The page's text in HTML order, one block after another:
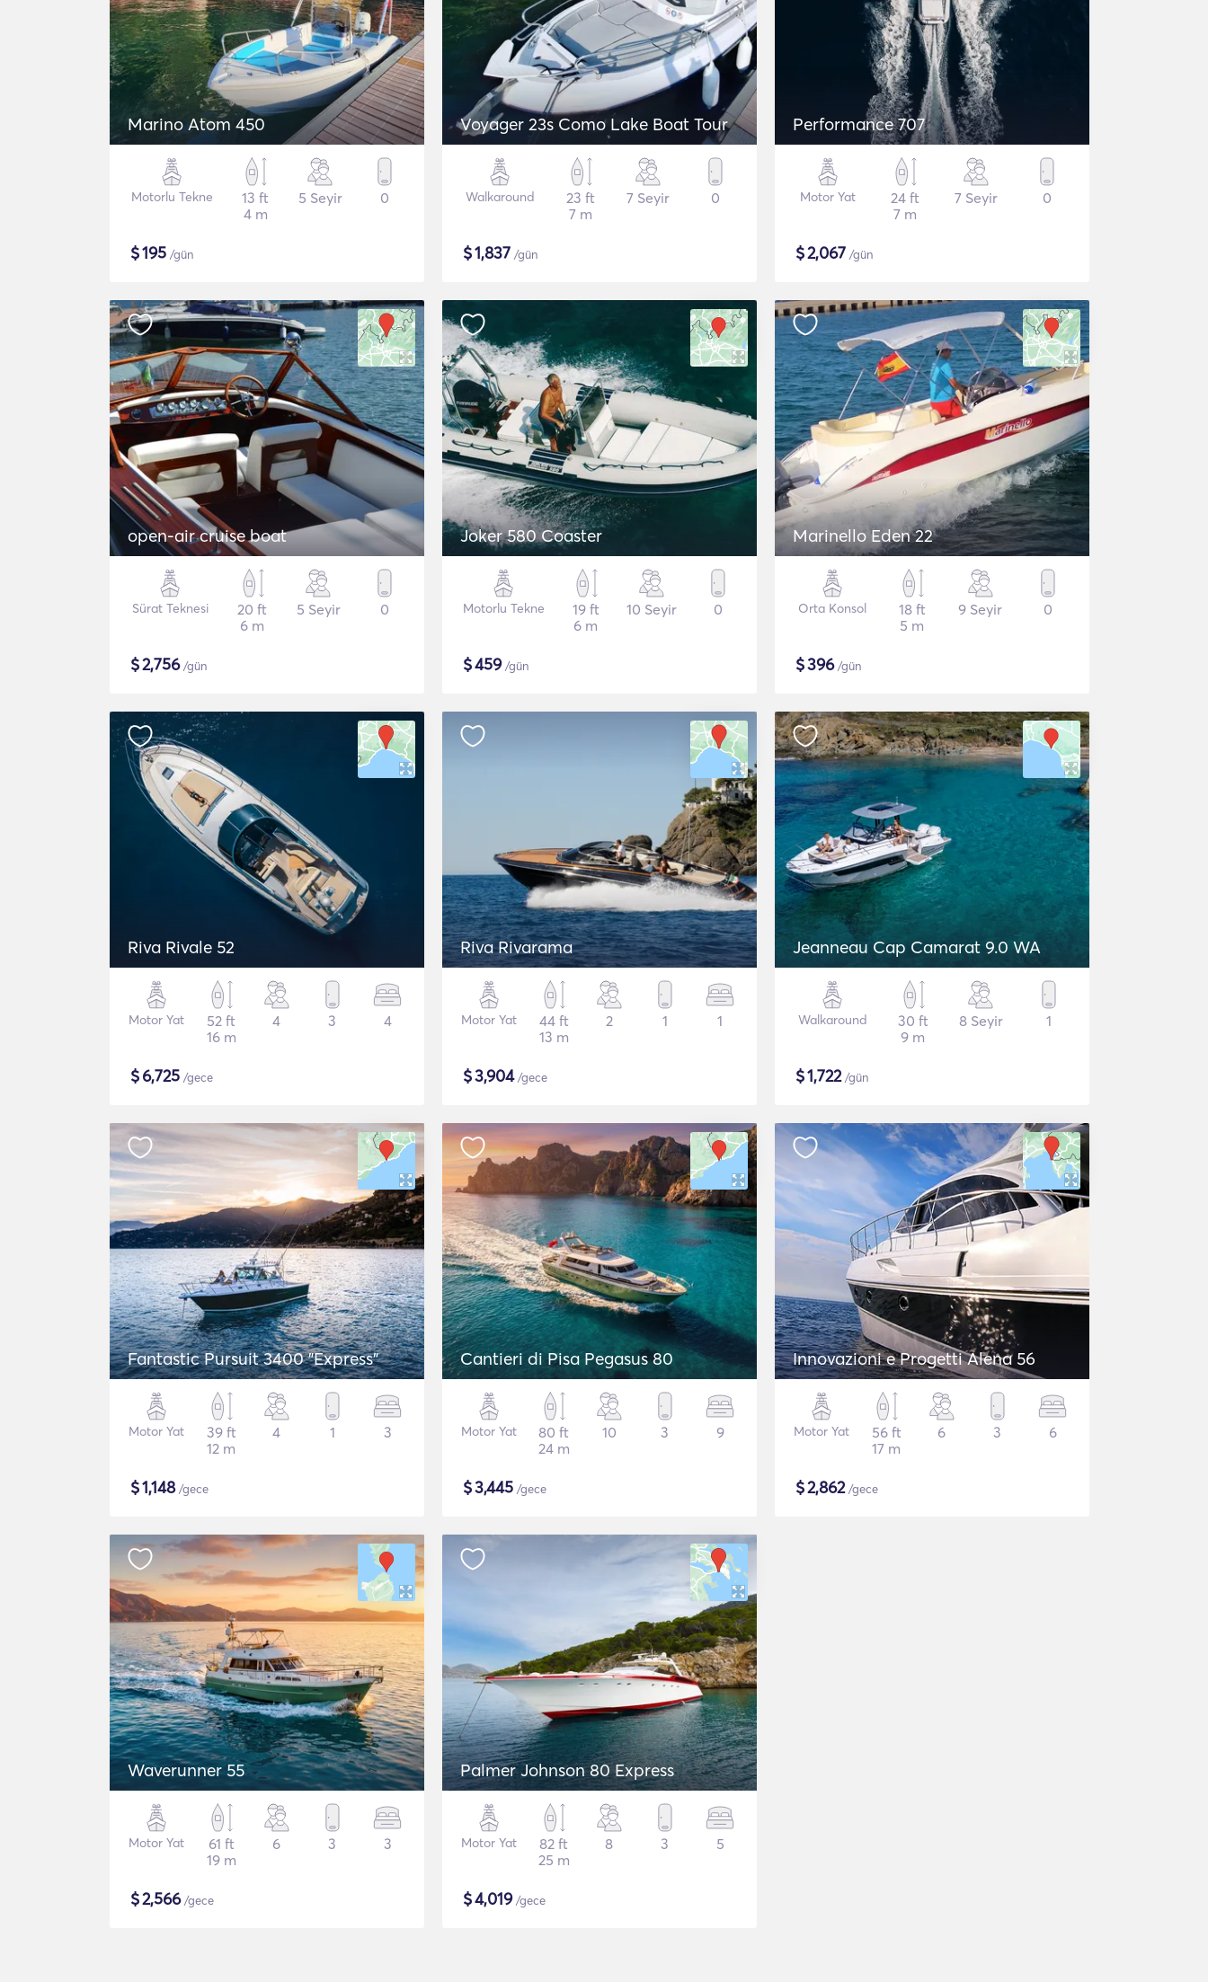
Marino Atom 450
Motorlu Tekne
13 ft
4 m
5 Seyir 0
$195 /gün
Voyager 23s Como Lake Boat Tour
Walkaround
23 ft
7 m
7 Seyir 0
$1,837 /gün
Performance 707
Motor Yat
24 ft
7 m
7 Seyir 0
$2,067 /gün
open-air cruise boat
Sürat Teknesi
20 ft
6 m
5 Seyir 0
$2,756/gün
Joker 580 Coaster
Motorlu Tekne
19 ft
6 m
10 Seyir 0
$459/gün
Marinello Eden 22
Orta Konsol
18 ft
5 m
9 Seyir 0
$396/gün
Riva Rivale 52
Motor Yat
52 ft
16 m
4 3 4
$6,725 /gece
Riva Rivarama
Motor Yat
44 ft
13 m
2 1 1
$3,904/gece
Jeanneau Cap Camarat 9.0 WA
Walkaround
30 ft
9 m
8 Seyir 1
$1,722/gün
Fantastic Pursuit 3400 "Express"
Motor Yat
39 ft
12 m
4 1 3
$1,148/gece
Cantieri di Pisa Pegasus 80
Motor Yat
80 ft
24 m
10 3 9
$3,445 /gece
Innovazioni e Progetti Alena 56
Motor Yat
56 ft
17 m
6 3 6
$2,862/gece
Waverunner 55
Motor Yat
61 ft
19 m
6 3 3
$2,566/gece
Palmer Johnson 80 Express
Motor Yat
82 ft
25 m
8 3 5
$4,019/gece